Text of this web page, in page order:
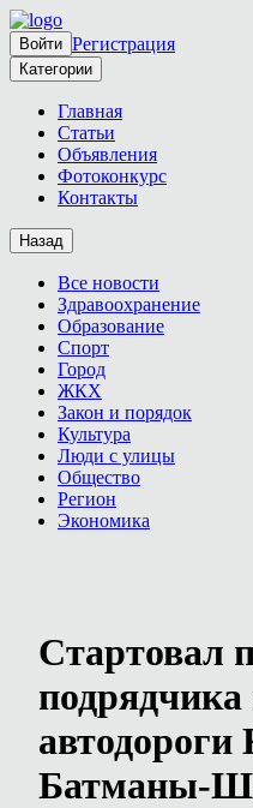
Войти Регистрация
Категории
Главная
Статьи
Объявления
Фотоконкурс
Контакты
Назад
Все новости
Здравоохранение
Образование
Спорт
Город
ЖКХ
Закон и порядок
Культура
Люди с улицы
Общество
Регион
Экономика
Стартовал
Батманы-